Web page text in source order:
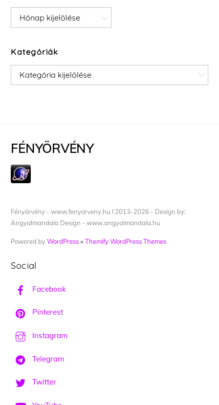
Archívum
Kategóriák
Kategóriák
FÉNYÖRVÉNY
Fényörvény - www.fenyorveny.hu I 2013-2026 - Design by:
Angyalmandala Design - www.angyalmandala.hu
Powered byWordPress •Themify WordPress Themes
Social
Facebook
Pinterest
Instagram
Telegram
Twitter